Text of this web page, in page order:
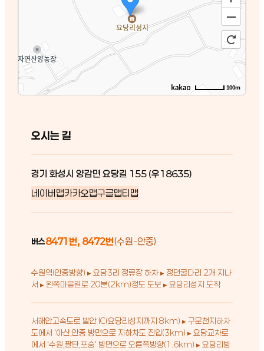
100m
오시는 길
경기 화성시 양감면 요당길 155 (우18635)
네이버맵카카오맵구글맵티맵
버스8471번, 8472번(수원-안중)
수원역(안중방향) ▸ 요당3리 정류장 하차 ▸ 정면굴다리 2개 지나
서 ▸ 왼쪽마을길로 20분(2km)정도 도보 ▸ 요당리성지 도착
서해안고속도로 발안 IC(요당리성지까지 8km) ▸ 구문천지하차
도에서 ‘아산,안중 방면으로 지하차도 진입(3km) ▸ 요당교차로
에서 ‘수원,팔탄,포승’ 방면으로 오른쪽방향(1.6km) ▸ 요당리방